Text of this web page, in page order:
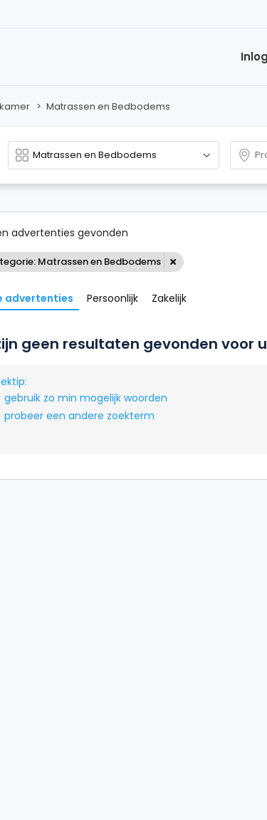
> Matrassen en Bedbodems
advertenties gevonden
Matrassen en Bedbodems
advertenties Persoonlijk Zakelijk
geen resultaten gevonden voor
gebruik zo min mogelijk woorden
probeer een andere zoekterm